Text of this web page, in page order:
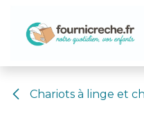
Chariots à linge et